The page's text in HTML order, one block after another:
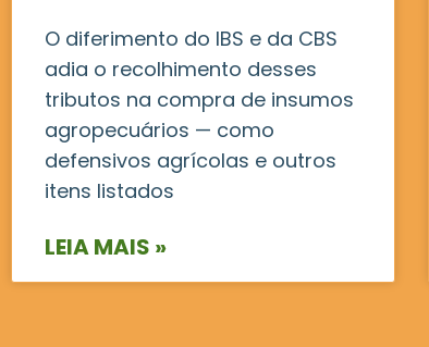
O diferimento do IBS e da CBS
adia o recolhimento desses
tributos na compra de insumos
agropecuários — como
defensivos agrícolas e outros
itens listados
LEIA MAIS »